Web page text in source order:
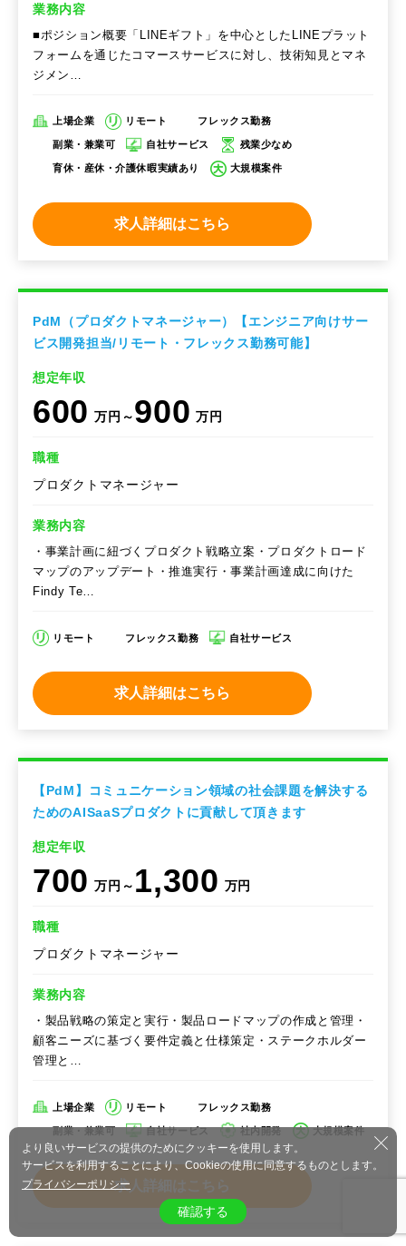
業務内容
■ポジション概要「LINEギフト」を中心としたLINEプラット
フォームを通じたコマースサービスに対し、技術知見とマネ
ジメン…
上場企業 リモート フレックス勤務
副業・兼業可 自社サービス 残業少なめ
育休・産休・介護休暇実績あり 大規模案件
求人詳細はこちら
PdM（プロダクトマネージャー）【エンジニア向けサー
ビス開発担当/リモート・フレックス勤務可能】
想定年収
600 万円～900 万円
職種
プロダクトマネージャー
業務内容
・事業計画に紐づくプロダクト戦略立案・プロダクトロード
マップのアップデート・推進実行・事業計画達成に向けた
Findy Te…
リモート フレックス勤務 自社サービス
求人詳細はこちら
【PdM】コミュニケーション領域の社会課題を解決する
ためのAISaaSプロダクトに貢献して頂きます
想定年収
700 万円～ 1,300 万円
職種
プロダクトマネージャー
業務内容
・製品戦略の策定と実行・製品ロードマップの作成と管理・
顧客ニーズに基づく要件定義と仕様策定・ステークホルダー
管理と…
上場企業 リモート フレックス勤務
副業・兼業可 自社サービス 社内開発 大規模案件
求人詳細はこちら
より良いサービスの提供のためにクッキーを使用します。
サービスを利用することにより、Cookieの使用に同意するものとします。
プライバシーポリシー
確認する